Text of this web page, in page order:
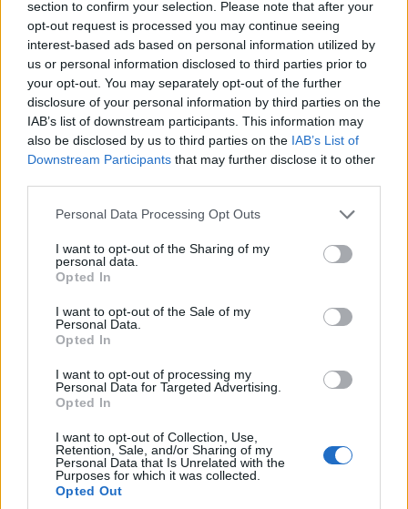
section to confirm your selection. Please note that after your
opt-out request is processed you may continue seeing
interest-based ads based on personal information utilized by
us or personal information disclosed to third parties prior to
your opt-out. You may separately opt-out of the further
disclosure of your personal information by third parties on the
IAB’s list of downstream participants. This information may
also be disclosed by us to third parties on the IAB’s List of
Downstream Participants that may further disclose it to other
Please note that this website/app uses one or more Google
not limited to your visit or usage behaviour. You may click to
grant or deny consent to Google and its third-party tags to
use your data for below specified purposes in below Google
consent section.
Personal Data Processing Opt Outs
I want to opt-out of the Sharing of my
personal data.
Opted In
I want to opt-out of the Sale of my
Personal Data.
Opted In
I want to opt-out of processing my
Personal Data for Targeted Advertising.
Opted In
I want to opt-out of Collection, Use,
Retention, Sale, and/or Sharing of my
Personal Data that Is Unrelated with the
Purposes for which it was collected.
Opted Out
6/08/2026 - 11:56πμ
ΚΟΣΜΟΣ
Πολιτικές αναταράξεις στο Ιράν και διπλωματικός
πυρετός για τα Στενά του Ορμούζ
6/08/2026 - 11:07πμ